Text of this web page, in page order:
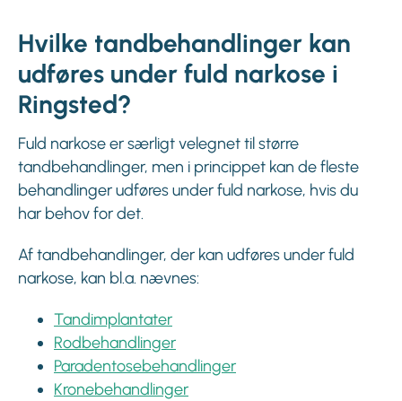
Hvilke tandbehandlinger kan
udføres under fuld narkose i
Ringsted?
Fuld narkose er særligt velegnet til større
tandbehandlinger, men i princippet kan de fleste
behandlinger udføres under fuld narkose, hvis du
har behov for det.
Af tandbehandlinger, der kan udføres under fuld
narkose, kan bl.a. nævnes:
Tandimplantater
Rodbehandlinger
Paradentosebehandlinger
Kronebehandlinger